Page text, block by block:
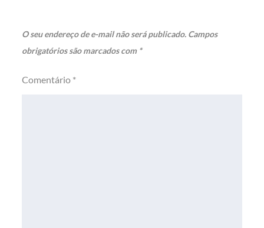
O seu endereço de e-mail não será publicado. Campos
obrigatórios são marcados com *
Comentário *